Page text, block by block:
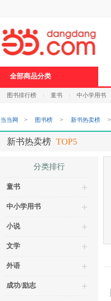
全部商品分类
图书排行榜 童书 中小学用书
打
开
无
障
页
加
当当网 > 图书榜 > 新书热卖榜 >
新书热卖榜 TOP5
分类排行
童书
中小学用书
小说
文学
外语
成功/励志